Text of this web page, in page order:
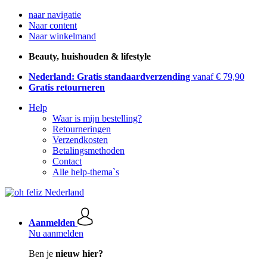
naar navigatie
Naar content
Naar winkelmand
Beauty, huishouden & lifestyle
Nederland: Gratis standaardverzending vanaf € 79,90
Gratis retourneren
Help
Waar is mijn bestelling?
Retourneringen
Verzendkosten
Betalingsmethoden
Contact
Alle help-thema`s
Aanmelden
Nu aanmelden
Ben je nieuw hier?